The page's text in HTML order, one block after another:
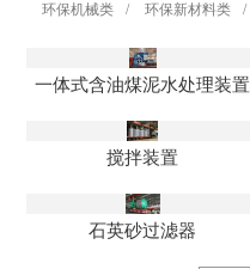
环保机械类 / 环保新材料类 /
一体式含油煤泥水处理装置
搅拌装置
石英砂过滤器